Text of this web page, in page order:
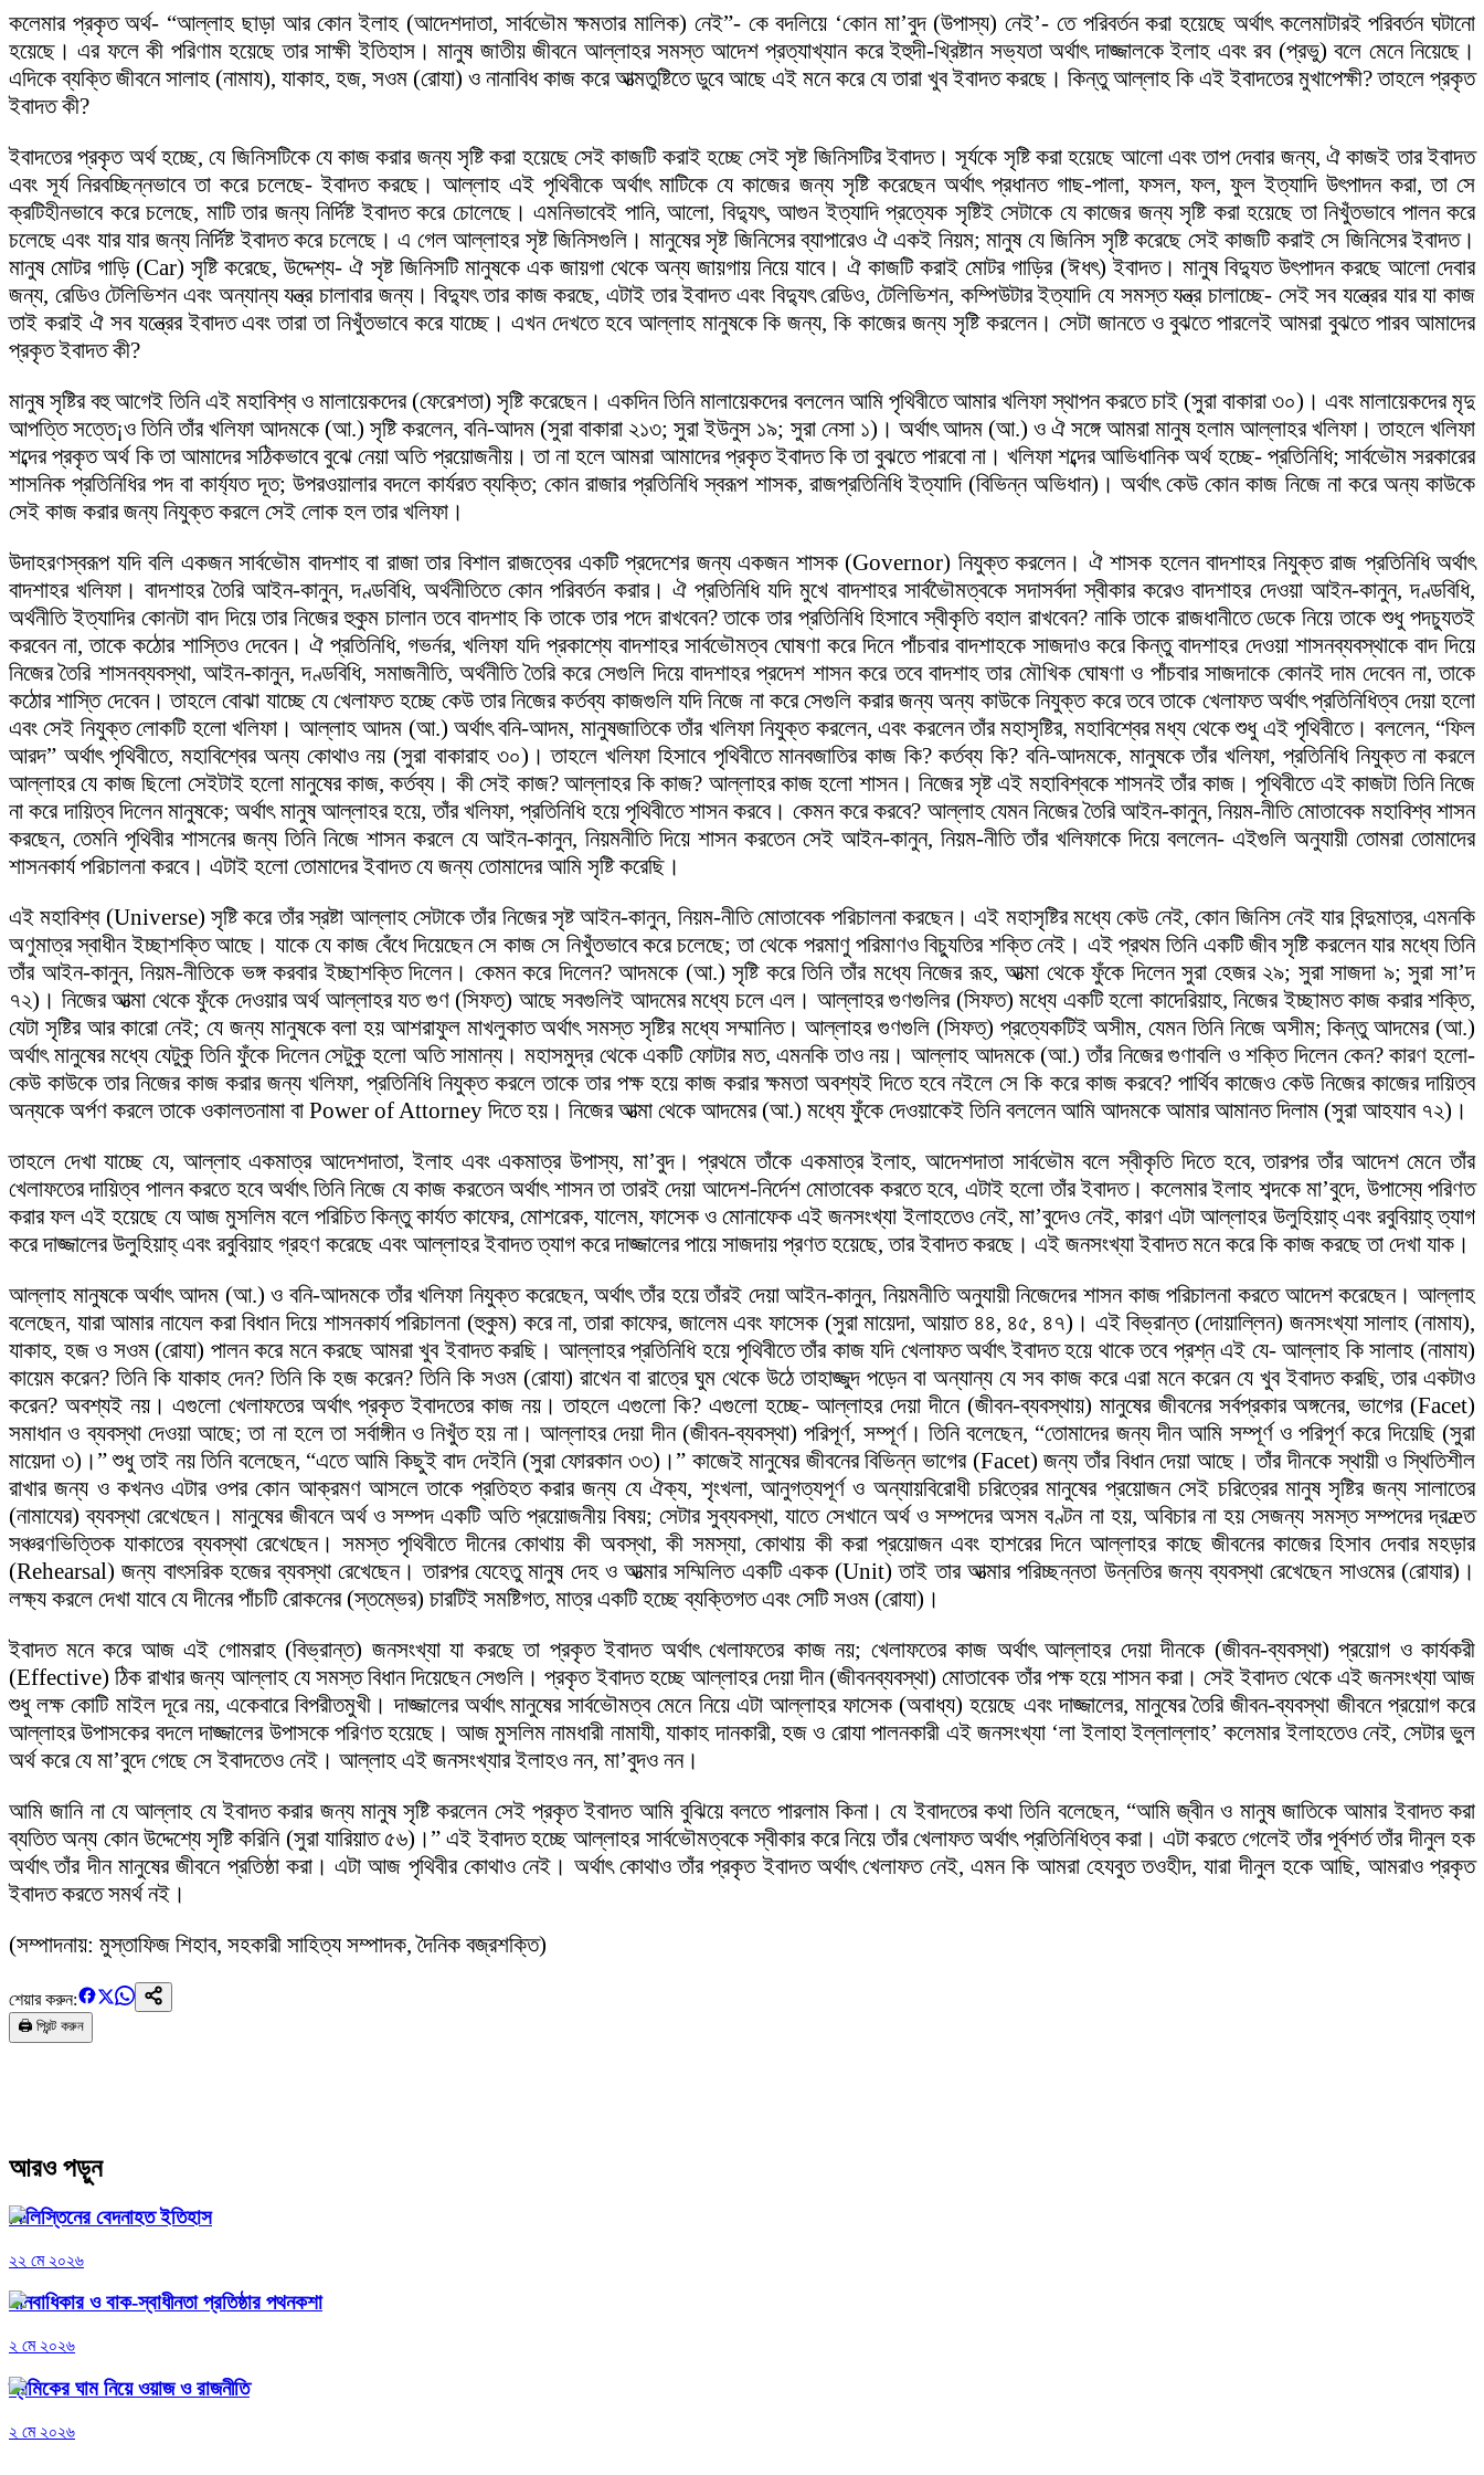
কলেমার প্রকৃত অর্থ- “আল্লাহ ছাড়া আর কোন ইলাহ (আদেশদাতা, সার্বভৌম ক্ষমতার মালিক) নেই”- কে বদলিয়ে ‘কোন মা’বুদ (উপাস্য) নেই’- তে পরিবর্তন করা হয়েছে অর্থাৎ কলেমাটারই পরিবর্তন ঘটানো
হয়েছে। এর ফলে কী পরিণাম হয়েছে তার সাক্ষী ইতিহাস। মানুষ জাতীয় জীবনে আল্লাহর সমস্ত আদেশ প্রত্যাখ্যান করে ইহুদী-খ্রিষ্টান সভ্যতা অর্থাৎ দাজ্জালকে ইলাহ এবং রব (প্রভু) বলে মেনে নিয়েছে।
এদিকে ব্যক্তি জীবনে সালাহ (নামায), যাকাহ, হজ, সওম (রোযা) ও নানাবিধ কাজ করে আত্মতুষ্টিতে ডুবে আছে এই মনে করে যে তারা খুব ইবাদত করছে। কিন্তু আল্লাহ কি এই ইবাদতের মুখাপেক্ষী? তাহলে প্রকৃত
ইবাদত কী?
ইবাদতের প্রকৃত অর্থ হচ্ছে, যে জিনিসটিকে যে কাজ করার জন্য সৃষ্টি করা হয়েছে সেই কাজটি করাই হচ্ছে সেই সৃষ্ট জিনিসটির ইবাদত। সূর্যকে সৃষ্টি করা হয়েছে আলো এবং তাপ দেবার জন্য, ঐ কাজই তার ইবাদত
এবং সূর্য নিরবচ্ছিন্নভাবে তা করে চলেছে- ইবাদত করছে। আল্লাহ এই পৃথিবীকে অর্থাৎ মাটিকে যে কাজের জন্য সৃষ্টি করেছেন অর্থাৎ প্রধানত গাছ-পালা, ফসল, ফল, ফুল ইত্যাদি উৎপাদন করা, তা সে
ক্রটিহীনভাবে করে চলেছে, মাটি তার জন্য নির্দিষ্ট ইবাদত করে চোলেছে। এমনিভাবেই পানি, আলো, বিদ্যুৎ, আগুন ইত্যাদি প্রত্যেক সৃষ্টিই সেটাকে যে কাজের জন্য সৃষ্টি করা হয়েছে তা নিখুঁতভাবে পালন করে
চলেছে এবং যার যার জন্য নির্দিষ্ট ইবাদত করে চলেছে। এ গেল আল্লাহর সৃষ্ট জিনিসগুলি। মানুষের সৃষ্ট জিনিসের ব্যাপারেও ঐ একই নিয়ম; মানুষ যে জিনিস সৃষ্টি করেছে সেই কাজটি করাই সে জিনিসের ইবাদত।
মানুষ মোটর গাড়ি (Car) সৃষ্টি করেছে, উদ্দেশ্য- ঐ সৃষ্ট জিনিসটি মানুষকে এক জায়গা থেকে অন্য জায়গায় নিয়ে যাবে। ঐ কাজটি করাই মোটর গাড়ির (ঈধৎ) ইবাদত। মানুষ বিদ্যুত উৎপাদন করছে আলো দেবার
জন্য, রেডিও টেলিভিশন এবং অন্যান্য যন্ত্র চালাবার জন্য। বিদ্যুৎ তার কাজ করছে, এটাই তার ইবাদত এবং বিদ্যুৎ রেডিও, টেলিভিশন, কম্পিউটার ইত্যাদি যে সমস্ত যন্ত্র চালাচ্ছে- সেই সব যন্ত্রের যার যা কাজ
তাই করাই ঐ সব যন্ত্রের ইবাদত এবং তারা তা নিখুঁতভাবে করে যাচ্ছে। এখন দেখতে হবে আল্লাহ মানুষকে কি জন্য, কি কাজের জন্য সৃষ্টি করলেন। সেটা জানতে ও বুঝতে পারলেই আমরা বুঝতে পারব আমাদের
প্রকৃত ইবাদত কী?
মানুষ সৃষ্টির বহু আগেই তিনি এই মহাবিশ্ব ও মালায়েকদের (ফেরেশতা) সৃষ্টি করেছেন। একদিন তিনি মালায়েকদের বললেন আমি পৃথিবীতে আমার খলিফা স্থাপন করতে চাই (সুরা বাকারা ৩০)। এবং মালায়েকদের মৃদু
আপত্তি সত্তে¡ও তিনি তাঁর খলিফা আদমকে (আ.) সৃষ্টি করলেন, বনি-আদম (সুরা বাকারা ২১৩; সুরা ইউনুস ১৯; সুরা নেসা ১)। অর্থাৎ আদম (আ.) ও ঐ সঙ্গে আমরা মানুষ হলাম আল্লাহর খলিফা। তাহলে খলিফা
শব্দের প্রকৃত অর্থ কি তা আমাদের সঠিকভাবে বুঝে নেয়া অতি প্রয়োজনীয়। তা না হলে আমরা আমাদের প্রকৃত ইবাদত কি তা বুঝতে পারবো না। খলিফা শব্দের আভিধানিক অর্থ হচ্ছে- প্রতিনিধি; সার্বভৌম সরকারের
শাসনিক প্রতিনিধির পদ বা কার্য্যত দূত; উপরওয়ালার বদলে কার্যরত ব্যক্তি; কোন রাজার প্রতিনিধি স্বরূপ শাসক, রাজপ্রতিনিধি ইত্যাদি (বিভিন্ন অভিধান)। অর্থাৎ কেউ কোন কাজ নিজে না করে অন্য কাউকে
সেই কাজ করার জন্য নিযুক্ত করলে সেই লোক হল তার খলিফা।
উদাহরণস্বরূপ যদি বলি একজন সার্বভৌম বাদশাহ বা রাজা তার বিশাল রাজত্বের একটি প্রদেশের জন্য একজন শাসক (Governor) নিযুক্ত করলেন। ঐ শাসক হলেন বাদশাহর নিযুক্ত রাজ প্রতিনিধি অর্থাৎ
বাদশাহর খলিফা। বাদশাহর তৈরি আইন-কানুন, দণ্ডবিধি, অর্থনীতিতে কোন পরিবর্তন করার। ঐ প্রতিনিধি যদি মুখে বাদশাহর সার্বভৈৗমত্বকে সদাসর্বদা স্বীকার করেও বাদশাহর দেওয়া আইন-কানুন, দণ্ডবিধি,
অর্থনীতি ইত্যাদির কোনটা বাদ দিয়ে তার নিজের হুকুম চালান তবে বাদশাহ কি তাকে তার পদে রাখবেন? তাকে তার প্রতিনিধি হিসাবে স্বীকৃতি বহাল রাখবেন? নাকি তাকে রাজধানীতে ডেকে নিয়ে তাকে শুধু পদচ্যুতই
করবেন না, তাকে কঠোর শাস্তিও দেবেন। ঐ প্রতিনিধি, গভর্নর, খলিফা যদি প্রকাশ্যে বাদশাহর সার্বভৌমত্ব ঘোষণা করে দিনে পাঁচবার বাদশাহকে সাজদাও করে কিন্তু বাদশাহর দেওয়া শাসনব্যবস্থাকে বাদ দিয়ে
নিজের তৈরি শাসনব্যবস্থা, আইন-কানুন, দণ্ডবিধি, সমাজনীতি, অর্থনীতি তৈরি করে সেগুলি দিয়ে বাদশাহর প্রদেশ শাসন করে তবে বাদশাহ তার মৌখিক ঘোষণা ও পাঁচবার সাজদাকে কোনই দাম দেবেন না, তাকে
কঠোর শাস্তি দেবেন। তাহলে বোঝা যাচ্ছে যে খেলাফত হচ্ছে কেউ তার নিজের কর্তব্য কাজগুলি যদি নিজে না করে সেগুলি করার জন্য অন্য কাউকে নিযুক্ত করে তবে তাকে খেলাফত অর্থাৎ প্রতিনিধিত্ব দেয়া হলো
এবং সেই নিযুক্ত লোকটি হলো খলিফা। আল্লাহ আদম (আ.) অর্থাৎ বনি-আদম, মানুষজাতিকে তাঁর খলিফা নিযুক্ত করলেন, এবং করলেন তাঁর মহাসৃষ্টির, মহাবিশ্বের মধ্য থেকে শুধু এই পৃথিবীতে। বললেন, “ফিল
আরদ” অর্থাৎ পৃথিবীতে, মহাবিশ্বের অন্য কোথাও নয় (সুরা বাকারাহ ৩০)। তাহলে খলিফা হিসাবে পৃথিবীতে মানবজাতির কাজ কি? কর্তব্য কি? বনি-আদমকে, মানুষকে তাঁর খলিফা, প্রতিনিধি নিযুক্ত না করলে
আল্লাহর যে কাজ ছিলো সেইটাই হলো মানুষের কাজ, কর্তব্য। কী সেই কাজ? আল্লাহর কি কাজ? আল্লাহর কাজ হলো শাসন। নিজের সৃষ্ট এই মহাবিশ্বকে শাসনই তাঁর কাজ। পৃথিবীতে এই কাজটা তিনি নিজে
না করে দায়িত্ব দিলেন মানুষকে; অর্থাৎ মানুষ আল্লাহর হয়ে, তাঁর খলিফা, প্রতিনিধি হয়ে পৃথিবীতে শাসন করবে। কেমন করে করবে? আল্লাহ যেমন নিজের তৈরি আইন-কানুন, নিয়ম-নীতি মোতাবেক মহাবিশ্ব শাসন
করছেন, তেমনি পৃথিবীর শাসনের জন্য তিনি নিজে শাসন করলে যে আইন-কানুন, নিয়মনীতি দিয়ে শাসন করতেন সেই আইন-কানুন, নিয়ম-নীতি তাঁর খলিফাকে দিয়ে বললেন- এইগুলি অনুযায়ী তোমরা তোমাদের
শাসনকার্য পরিচালনা করবে। এটাই হলো তোমাদের ইবাদত যে জন্য তোমাদের আমি সৃষ্টি করেছি।
এই মহাবিশ্ব (Universe) সৃষ্টি করে তাঁর স্রষ্টা আল্লাহ সেটাকে তাঁর নিজের সৃষ্ট আইন-কানুন, নিয়ম-নীতি মোতাবেক পরিচালনা করছেন। এই মহাসৃষ্টির মধ্যে কেউ নেই, কোন জিনিস নেই যার বিন্দুমাত্র, এমনকি
অণুমাত্র স্বাধীন ইচ্ছাশক্তি আছে। যাকে যে কাজ বেঁধে দিয়েছেন সে কাজ সে নিখুঁতভাবে করে চলেছে; তা থেকে পরমাণু পরিমাণও বিচ্যুতির শক্তি নেই। এই প্রথম তিনি একটি জীব সৃষ্টি করলেন যার মধ্যে তিনি
তাঁর আইন-কানুন, নিয়ম-নীতিকে ভঙ্গ করবার ইচ্ছাশক্তি দিলেন। কেমন করে দিলেন? আদমকে (আ.) সৃষ্টি করে তিনি তাঁর মধ্যে নিজের রূহ, আত্মা থেকে ফুঁকে দিলেন সুরা হেজর ২৯; সুরা সাজদা ৯; সুরা সা’দ
৭২)। নিজের আত্মা থেকে ফুঁকে দেওয়ার অর্থ আল্লাহর যত গুণ (সিফত্) আছে সবগুলিই আদমের মধ্যে চলে এল। আল্লাহর গুণগুলির (সিফত) মধ্যে একটি হলো কাদেরিয়াহ, নিজের ইচ্ছামত কাজ করার শক্তি,
যেটা সৃষ্টির আর কারো নেই; যে জন্য মানুষকে বলা হয় আশরাফুল মাখলুকাত অর্থাৎ সমস্ত সৃষ্টির মধ্যে সম্মানিত। আল্লাহর গুণগুলি (সিফত্) প্রত্যেকটিই অসীম, যেমন তিনি নিজে অসীম; কিন্তু আদমের (আ.)
অর্থাৎ মানুষের মধ্যে যেটুকু তিনি ফুঁকে দিলেন সেটুকু হলো অতি সামান্য। মহাসমুদ্র থেকে একটি ফোটার মত, এমনকি তাও নয়। আল্লাহ আদমকে (আ.) তাঁর নিজের গুণাবলি ও শক্তি দিলেন কেন? কারণ হলো-
কেউ কাউকে তার নিজের কাজ করার জন্য খলিফা, প্রতিনিধি নিযুক্ত করলে তাকে তার পক্ষ হয়ে কাজ করার ক্ষমতা অবশ্যই দিতে হবে নইলে সে কি করে কাজ করবে? পার্থিব কাজেও কেউ নিজের কাজের দায়িত্ব
অন্যকে অর্পণ করলে তাকে ওকালতনামা বা Power of Attorney দিতে হয়। নিজের আত্মা থেকে আদমের (আ.) মধ্যে ফুঁকে দেওয়াকেই তিনি বললেন আমি আদমকে আমার আমানত দিলাম (সুরা আহযাব ৭২)।
তাহলে দেখা যাচ্ছে যে, আল্লাহ একমাত্র আদেশদাতা, ইলাহ এবং একমাত্র উপাস্য, মা’বুদ। প্রথমে তাঁকে একমাত্র ইলাহ, আদেশদাতা সার্বভৌম বলে স্বীকৃতি দিতে হবে, তারপর তাঁর আদেশ মেনে তাঁর
খেলাফতের দায়িত্ব পালন করতে হবে অর্থাৎ তিনি নিজে যে কাজ করতেন অর্থাৎ শাসন তা তারই দেয়া আদেশ-নির্দেশ মোতাবেক করতে হবে, এটাই হলো তাঁর ইবাদত। কলেমার ইলাহ শব্দকে মা’বুদে, উপাস্যে পরিণত
করার ফল এই হয়েছে যে আজ মুসলিম বলে পরিচিত কিন্তু কার্যত কাফের, মোশরেক, যালেম, ফাসেক ও মোনাফেক এই জনসংখ্যা ইলাহতেও নেই, মা’বুদেও নেই, কারণ এটা আল্লাহর উলুহিয়াহ্ এবং রবুবিয়াহ্ ত্যাগ
করে দাজ্জালের উলুহিয়াহ্ এবং রবুবিয়াহ গ্রহণ করেছে এবং আল্লাহর ইবাদত ত্যাগ করে দাজ্জালের পায়ে সাজদায় প্রণত হয়েছে, তার ইবাদত করছে। এই জনসংখ্যা ইবাদত মনে করে কি কাজ করছে তা দেখা যাক।
আল্লাহ মানুষকে অর্থাৎ আদম (আ.) ও বনি-আদমকে তাঁর খলিফা নিযুক্ত করেছেন, অর্থাৎ তাঁর হয়ে তাঁরই দেয়া আইন-কানুন, নিয়মনীতি অনুযায়ী নিজেদের শাসন কাজ পরিচালনা করতে আদেশ করেছেন। আল্লাহ
বলেছেন, যারা আমার নাযেল করা বিধান দিয়ে শাসনকার্য পরিচালনা (হুকুম) করে না, তারা কাফের, জালেম এবং ফাসেক (সুরা মায়েদা, আয়াত ৪৪, ৪৫, ৪৭)। এই বিভ্রান্ত (দোয়াল্লিন) জনসংখ্যা সালাহ (নামায),
যাকাহ, হজ ও সওম (রোযা) পালন করে মনে করছে আমরা খুব ইবাদত করছি। আল্লাহর প্রতিনিধি হয়ে পৃথিবীতে তাঁর কাজ যদি খেলাফত অর্থাৎ ইবাদত হয়ে থাকে তবে প্রশ্ন এই যে- আল্লাহ কি সালাহ (নামায)
কায়েম করেন? তিনি কি যাকাহ দেন? তিনি কি হজ করেন? তিনি কি সওম (রোযা) রাখেন বা রাত্রে ঘুম থেকে উঠে তাহাজ্জুদ পড়েন বা অন্যান্য যে সব কাজ করে এরা মনে করেন যে খুব ইবাদত করছি, তার একটাও
করেন? অবশ্যই নয়। এগুলো খেলাফতের অর্থাৎ প্রকৃত ইবাদতের কাজ নয়। তাহলে এগুলো কি? এগুলো হচ্ছে- আল্লাহর দেয়া দীনে (জীবন-ব্যবস্থায়) মানুষের জীবনের সর্বপ্রকার অঙ্গনের, ভাগের (Facet)
সমাধান ও ব্যবস্থা দেওয়া আছে; তা না হলে তা সর্বাঙ্গীন ও নিখুঁত হয় না। আল্লাহর দেয়া দীন (জীবন-ব্যবস্থা) পরিপূর্ণ, সম্পূর্ণ। তিনি বলেছেন, “তোমাদের জন্য দীন আমি সম্পূর্ণ ও পরিপূর্ণ করে দিয়েছি (সুরা
মায়েদা ৩)।” শুধু তাই নয় তিনি বলেছেন, “এতে আমি কিছুই বাদ দেইনি (সুরা ফোরকান ৩৩)।” কাজেই মানুষের জীবনের বিভিন্ন ভাগের (Facet) জন্য তাঁর বিধান দেয়া আছে। তাঁর দীনকে স্থায়ী ও স্থিতিশীল
রাখার জন্য ও কখনও এটার ওপর কোন আক্রমণ আসলে তাকে প্রতিহত করার জন্য যে ঐক্য, শৃংখলা, আনুগত্যপূর্ণ ও অন্যায়বিরোধী চরিত্রের মানুষের প্রয়োজন সেই চরিত্রের মানুষ সৃষ্টির জন্য সালাতের
(নামাযের) ব্যবস্থা রেখেছেন। মানুষের জীবনে অর্থ ও সম্পদ একটি অতি প্রয়োজনীয় বিষয়; সেটার সুব্যবস্থা, যাতে সেখানে অর্থ ও সম্পদের অসম বণ্টন না হয়, অবিচার না হয় সেজন্য সমস্ত সম্পদের দ্রæত
সঞ্চরণভিত্তিক যাকাতের ব্যবস্থা রেখেছেন। সমস্ত পৃথিবীতে দীনের কোথায় কী অবস্থা, কী সমস্যা, কোথায় কী করা প্রয়োজন এবং হাশরের দিনে আল্লাহর কাছে জীবনের কাজের হিসাব দেবার মহড়ার
(Rehearsal) জন্য বাৎসরিক হজের ব্যবস্থা রেখেছেন। তারপর যেহেতু মানুষ দেহ ও আত্মার সম্মিলিত একটি একক (Unit) তাই তার আত্মার পরিচ্ছন্নতা উন্নতির জন্য ব্যবস্থা রেখেছেন সাওমের (রোযার)।
লক্ষ্য করলে দেখা যাবে যে দীনের পাঁচটি রোকনের (স্তম্ভের) চারটিই সমষ্টিগত, মাত্র একটি হচ্ছে ব্যক্তিগত এবং সেটি সওম (রোযা)।
ইবাদত মনে করে আজ এই গোমরাহ (বিভ্রান্ত) জনসংখ্যা যা করছে তা প্রকৃত ইবাদত অর্থাৎ খেলাফতের কাজ নয়; খেলাফতের কাজ অর্থাৎ আল্লাহর দেয়া দীনকে (জীবন-ব্যবস্থা) প্রয়োগ ও কার্যকরী
(Effective) ঠিক রাখার জন্য আল্লাহ যে সমস্ত বিধান দিয়েছেন সেগুলি। প্রকৃত ইবাদত হচ্ছে আল্লাহর দেয়া দীন (জীবনব্যবস্থা) মোতাবেক তাঁর পক্ষ হয়ে শাসন করা। সেই ইবাদত থেকে এই জনসংখ্যা আজ
শুধু লক্ষ কোটি মাইল দূরে নয়, একেবারে বিপরীতমুখী। দাজ্জালের অর্থাৎ মানুষের সার্বভৌমত্ব মেনে নিয়ে এটা আল্লাহর ফাসেক (অবাধ্য) হয়েছে এবং দাজ্জালের, মানুষের তৈরি জীবন-ব্যবস্থা জীবনে প্রয়োগ করে
আল্লাহর উপাসকের বদলে দাজ্জালের উপাসকে পরিণত হয়েছে। আজ মুসলিম নামধারী নামাযী, যাকাহ দানকারী, হজ ও রোযা পালনকারী এই জনসংখ্যা ‘লা ইলাহা ইল্লাল্লাহ’ কলেমার ইলাহতেও নেই, সেটার ভুল
অর্থ করে যে মা’বুদে গেছে সে ইবাদতেও নেই। আল্লাহ এই জনসংখ্যার ইলাহও নন, মা’বুদও নন।
আমি জানি না যে আল্লাহ যে ইবাদত করার জন্য মানুষ সৃষ্টি করলেন সেই প্রকৃত ইবাদত আমি বুঝিয়ে বলতে পারলাম কিনা। যে ইবাদতের কথা তিনি বলেছেন, “আমি জ্বীন ও মানুষ জাতিকে আমার ইবাদত করা
ব্যতিত অন্য কোন উদ্দেশ্যে সৃষ্টি করিনি (সুরা যারিয়াত ৫৬)।” এই ইবাদত হচ্ছে আল্লাহর সার্বভৌমত্বকে স্বীকার করে নিয়ে তাঁর খেলাফত অর্থাৎ প্রতিনিধিত্ব করা। এটা করতে গেলেই তাঁর পূর্বশর্ত তাঁর দীনুল হক
অর্থাৎ তাঁর দীন মানুষের জীবনে প্রতিষ্ঠা করা। এটা আজ পৃথিবীর কোথাও নেই। অর্থাৎ কোথাও তাঁর প্রকৃত ইবাদত অর্থাৎ খেলাফত নেই, এমন কি আমরা হেযবুত তওহীদ, যারা দীনুল হকে আছি, আমরাও প্রকৃত
ইবাদত করতে সমর্থ নই।
(সম্পাদনায়: মুস্তাফিজ শিহাব, সহকারী সাহিত্য সম্পাদক, দৈনিক বজ্রশক্তি)
শেয়ার করুন:
🖨️ প্রিন্ট করুন
আরও পড়ুন
ফিলিস্তিনের বেদনাহত ইতিহাস
২২ মে ২০২৬
মানবাধিকার ও বাক-স্বাধীনতা প্রতিষ্ঠার পথনকশা
২ মে ২০২৬
শ্রমিকের ঘাম নিয়ে ওয়াজ ও রাজনীতি
২ মে ২০২৬